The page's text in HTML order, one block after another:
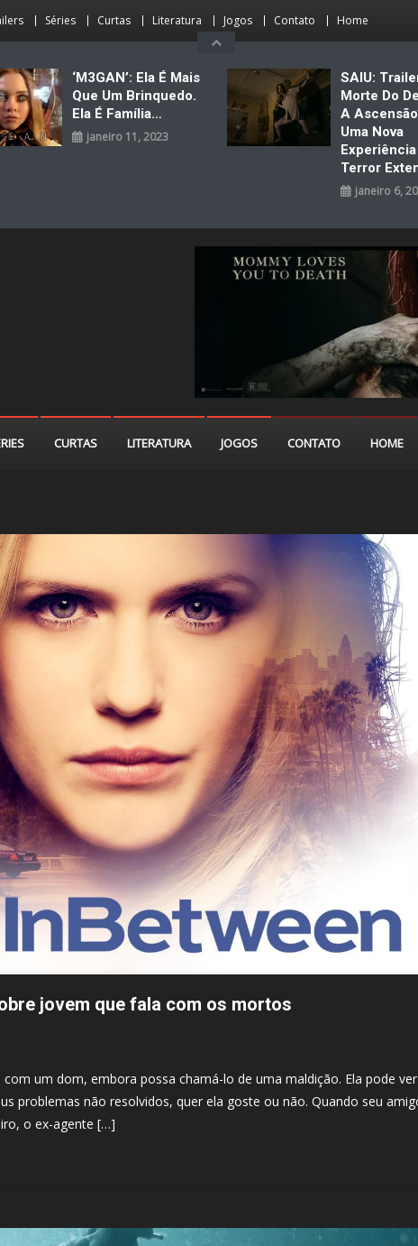
Séries Curtas Literatura Jogos Contato Home
‘M3GAN’: Ela É Mais
Que Um Brinquedo.
Ela É Família…
janeiro 11, 2023
SAIU:
Morte Do
A
Uma Nova
Experiência
Terror
janeiro 6,
CURTAS LITERATURA JOGOS CONTATO HOME
jovem que fala com os mortos
um dom, embora possa chamá-lo de uma maldição. Ela pode ver
problemas não resolvidos, quer ela goste ou não. Quando seu
o ex-agente […]